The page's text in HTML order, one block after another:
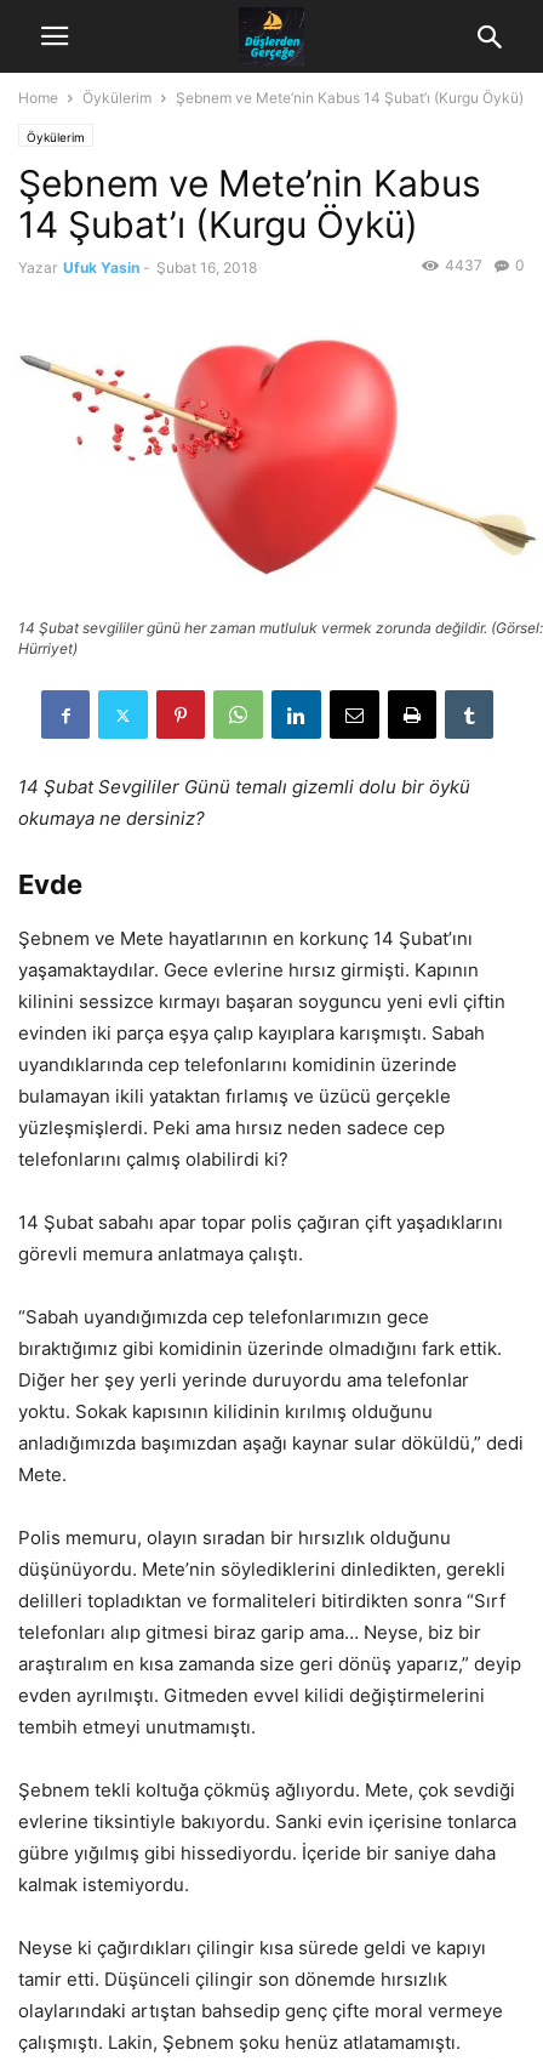
Home Öykülerim Şebnem ve Mete’nin Kabus 14 Şubat’ı (Kurgu Öykü)
Öykülerim
Şebnem ve Mete’nin Kabus
14 Şubat’ı (Kurgu Öykü)
Yazar Ufuk Yasin - Şubat 16, 2018 0
4437
14 Şubat sevgililer günü her zaman mutluluk vermek zorunda değildir. (Görsel:
Hürriyet)
14 Şubat Sevgililer Günü temalı gizemli dolu bir öykü
okumaya ne dersiniz?
Evde
Şebnem ve Mete hayatlarının en korkunç 14 Şubat’ını
yaşamaktaydılar. Gece evlerine hırsız girmişti. Kapının
kilinini sessizce kırmayı başaran soyguncu yeni evli çiftin
evinden iki parça eşya çalıp kayıplara karışmıştı. Sabah
uyandıklarında cep telefonlarını komidinin üzerinde
bulamayan ikili yataktan fırlamış ve üzücü gerçekle
yüzleşmişlerdi. Peki ama hırsız neden sadece cep
telefonlarını çalmış olabilirdi ki?
14 Şubat sabahı apar topar polis çağıran çift yaşadıklarını
görevli memura anlatmaya çalıştı.
“Sabah uyandığımızda cep telefonlarımızın gece
bıraktığımız gibi komidinin üzerinde olmadığını fark ettik.
Diğer her şey yerli yerinde duruyordu ama telefonlar
yoktu. Sokak kapısının kilidinin kırılmış olduğunu
anladığımızda başımızdan aşağı kaynar sular döküldü,” dedi
Mete.
Polis memuru, olayın sıradan bir hırsızlık olduğunu
düşünüyordu. Mete’nin söylediklerini dinledikten, gerekli
delilleri topladıktan ve formaliteleri bitirdikten sonra “Sırf
telefonları alıp gitmesi biraz garip ama… Neyse, biz bir
araştıralım en kısa zamanda size geri dönüş yaparız,” deyip
evden ayrılmıştı. Gitmeden evvel kilidi değiştirmelerini
tembih etmeyi unutmamıştı.
Şebnem tekli koltuğa çökmüş ağlıyordu. Mete, çok sevdiği
evlerine tiksintiyle bakıyordu. Sanki evin içerisine tonlarca
gübre yığılmış gibi hissediyordu. İçeride bir saniye daha
kalmak istemiyordu.
Neyse ki çağırdıkları çilingir kısa sürede geldi ve kapıyı
tamir etti. Düşünceli çilingir son dönemde hırsızlık
olaylarındaki artıştan bahsedip genç çifte moral vermeye
çalışmıştı. Lakin, Şebnem şoku henüz atlatamamıştı.